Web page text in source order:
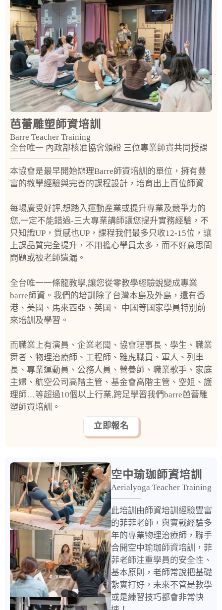
芭蕾雕塑師資培訓
Barre Teacher Training
全台唯一 內政部核准協會頒證 三位專業師資共同授課
本協會是最早開始辦理Barre師資培訓的單位，擁有豐
富的教學經驗與完善的課程設計，培育出上百位師資
每場廣受好評,想踏入運動產業或提升專業及競爭力的
您,一定不能錯過-三大專業講師讓您提升實務經驗，不
只知識UP，質感也UP，課程我們最多只收12-15位，讓
上課品質完全提升，不用擔心學員太多，而不好意思問
問題或被老師遺漏。
全台唯一一條龍教學,讓您從零教學經驗蛻變成專業
barre師資。我們的培訓除了台灣本島及外島，還有香
港、美國、馬來西亞、英國、 中國等國家學員特別前
來培訓及學習。
而職業上有演員、企業老闆、協會理事長、學生、職業
舞者、物理治療師、工程師、雅虎職員、軍人、列車
長、專業運動員、公務人員、營養師、職業歌手、家庭
主婦、航空公司高階主管、基金會高階主管、空姐、護
理師…等超過10個以上行業,跨足學習我們barre芭蕾雕
塑師資培訓。
立即報名
空中瑜珈師資培訓
Aerialyoga Teacher Training
此培訓由師資培訓經驗豐富
的菲菲老師，與實戰經驗多
年的專業物理治療師，聯手
合開空中瑜珈師資培訓，菲
菲老師注重學員的安全性、
基本原則，老師常說把基礎
紮實打好，未來不管是教學
或是練習技巧都會非常快